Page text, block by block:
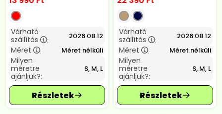
Várható
szállítás
: 2026.08.12
Méret : Méret nélküli
Milyen
méretre
ajánljuk?:
S, M, L
Várható
szállítás
: 2026.08.12
Méret : Méret nélküli
Milyen
méretre
ajánljuk?:
S, M, L